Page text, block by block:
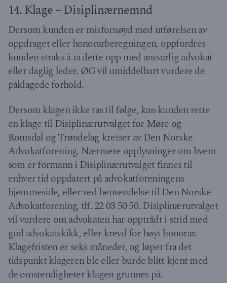
14. Klage – Disiplinærnemnd
Dersom kunden er misfornøyd med utførelsen av
oppdraget eller honorarberegningen, oppfordres
kunden straks å ta dette opp med ansvarlig advokat
eller daglig leder. ØG vil umiddelbart vurdere de
påklagede forhold.
Dersom klagen ikke tas til følge, kan kunden rette
en klage til Disiplinærutvalget for Møre og
Romsdal og Trøndelag kretser av Den Norske
Advokatforening. Nærmere opplysninger om hvem
som er formann i Disiplinærutvalget finnes til
enhver tid oppdatert på advokatforeningens
hjemmeside, eller ved henvendelse til Den Norske
Advokatforening, tlf. 22 03 50 50. Disiplinærutvalget
vil vurdere om advokaten har opptrådt i strid med
god advokatskikk, eller krevd for høyt honorar.
Klagefristen er seks måneder, og løper fra det
tidspunkt klageren ble eller burde blitt kjent med
de omstendigheter klagen grunnes på.